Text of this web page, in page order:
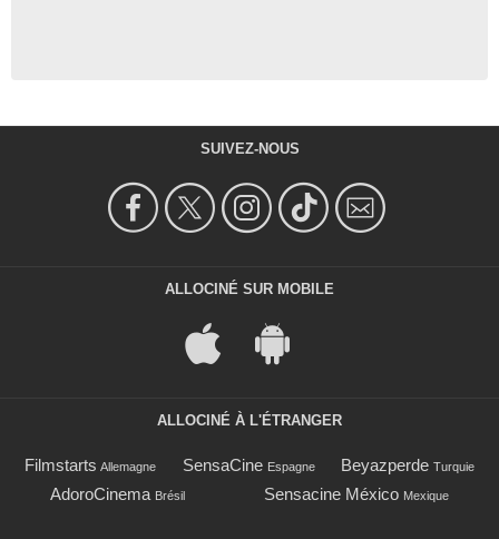
SUIVEZ-NOUS
ALLOCINÉ SUR MOBILE
ALLOCINÉ À L'ÉTRANGER
Filmstarts Allemagne SensaCine Espagne Beyazperde Turquie
AdoroCinema Brésil Sensacine México Mexique